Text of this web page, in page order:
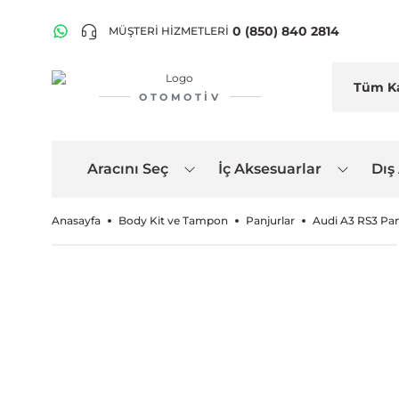
MÜŞTERİ HİZMETLERİ 0 (850) 840 2814
OTOMOTIV
Aracını Seç İç Aksesuarlar
Anasayfa Body Kit ve Tampon Panjurlar Audi A3 RS3